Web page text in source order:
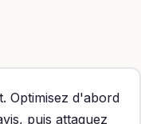
Optimisez d'abord
puis attaquez